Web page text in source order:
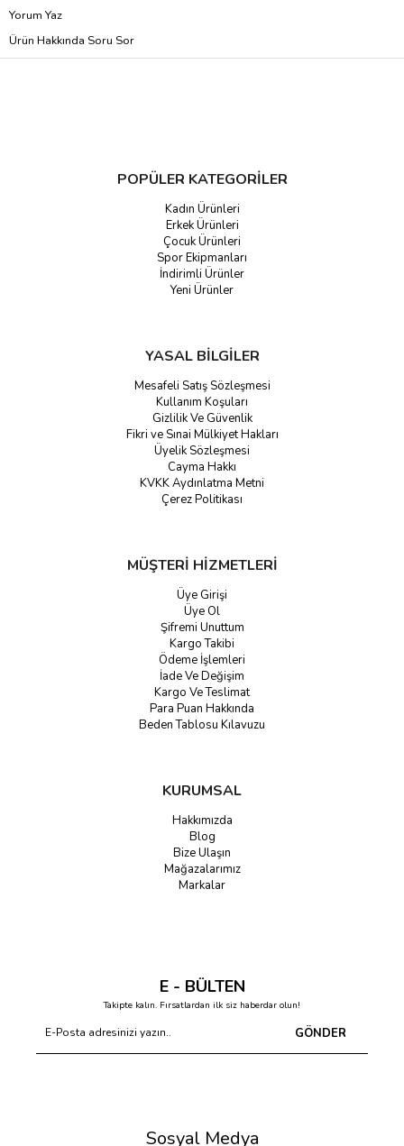
Yorum Yaz
Ürün Hakkında Soru Sor
POPÜLER KATEGORİLER
Kadın Ürünleri
Erkek Ürünleri
Çocuk Ürünleri
Spor Ekipmanları
İndirimli Ürünler
Yeni Ürünler
YASAL BİLGİLER
Mesafeli Satış Sözleşmesi
Kullanım Koşuları
Gizlilik Ve Güvenlik
Fikri ve Sınai Mülkiyet Hakları
Üyelik Sözleşmesi
Cayma Hakkı
KVKK Aydınlatma Metni
Çerez Politikası
MÜŞTERİ HİZMETLERİ
Üye Girişi
Üye Ol
Şifremi Unuttum
Kargo Takibi
Ödeme İşlemleri
İade Ve Değişim
Kargo Ve Teslimat
Para Puan Hakkında
Beden Tablosu Kılavuzu
KURUMSAL
Hakkımızda
Blog
Bize Ulaşın
Mağazalarımız
Markalar
E - BÜLTEN
Takipte kalın. Fırsatlardan ilk siz haberdar olun!
GÖNDER
Sosyal Medya